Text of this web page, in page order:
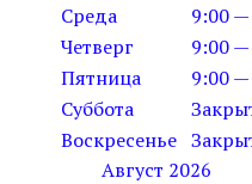
Среда
9:00
Четверг
9:00
Пятница
9:00
Суббота
Воскресенье
Август 2026